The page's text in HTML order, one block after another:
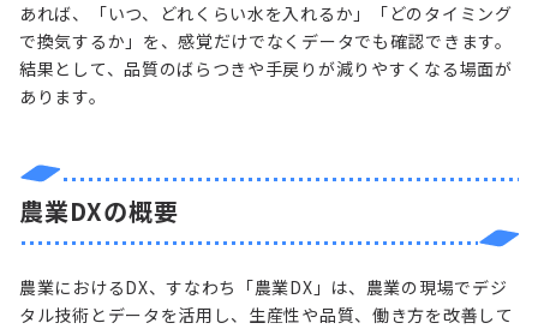
あれば、「いつ、どれくらい水を入れるか」「どのタイミング
で換気するか」を、感覚だけでなくデータでも確認できます。
結果として、品質のばらつきや手戻りが減りやすくなる場面が
あります。
農業DXの概要
農業におけるDX、すなわち「農業DX」は、農業の現場でデジ
タル技術とデータを活用し、生産性や品質、働き方を改善して